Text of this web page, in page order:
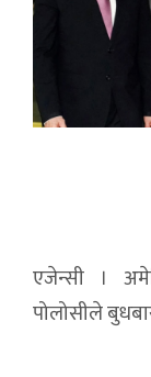
एजेन्सी ।
पोलोसीले